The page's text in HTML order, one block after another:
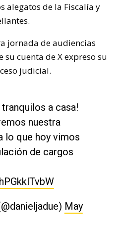
alegatos de la Fiscalía y
jornada de audiencias
su cuenta de X expreso su
judicial.
a casa!
nuestra
lo que hoy vimos
de cargos
May